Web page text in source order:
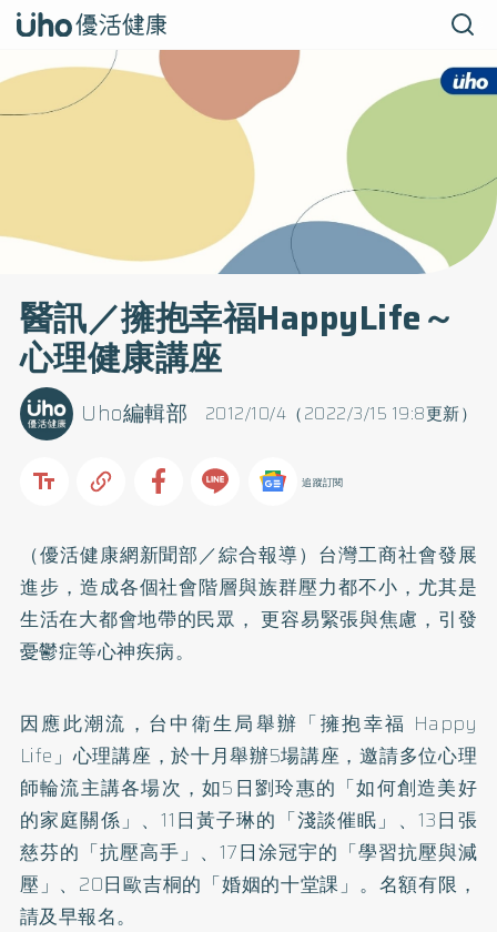
醫訊／擁抱幸福HappyLife～
心理健康講座
2012/10/4（2022/3/15 19:8更新）
Uho編輯部
追蹤訂閱
（優活健康網新聞部／綜合報導）台灣工商社會發展
進步，造成各個社會階層與族群壓力都不小，尤其是
生活在大都會地帶的民眾， 更容易緊張與焦慮，引發
憂鬱症等心神疾病。
因應此潮流，台中衛生局舉辦「擁抱幸福 Happy
Life」心理講座，於十月舉辦5場講座，邀請多位心理
師輪流主講各場次，如5日劉玲惠的「如何創造美好
的家庭關係」、11日黃子琳的「淺談催眠」、13日張
慈芬的「抗壓高手」、17日涂冠宇的「學習抗壓與減
壓」、20日歐吉桐的「婚姻的十堂課」。名額有限，
請及早報名。